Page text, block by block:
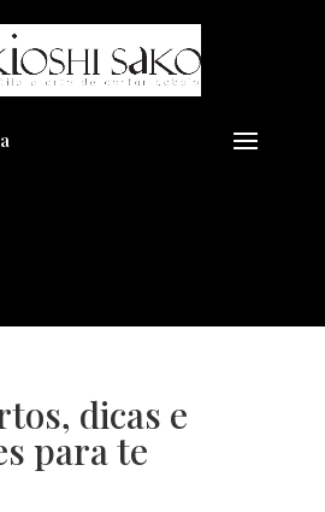
dicas e
para te
em transformar seu
Visual??